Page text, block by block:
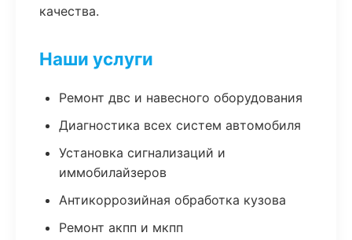
качества.
Наши услуги
Ремонт двс и навесного оборудования
Диагностика всех систем автомобиля
Установка сигнализаций и
иммобилайзеров
Антикоррозийная обработка кузова
Ремонт акпп и мкпп